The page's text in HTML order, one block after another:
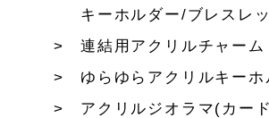
キーホルダー/ブレスレ
連結用アクリルチャーム
ゆらゆらアクリルキーホ
アクリルジオラマ(カー